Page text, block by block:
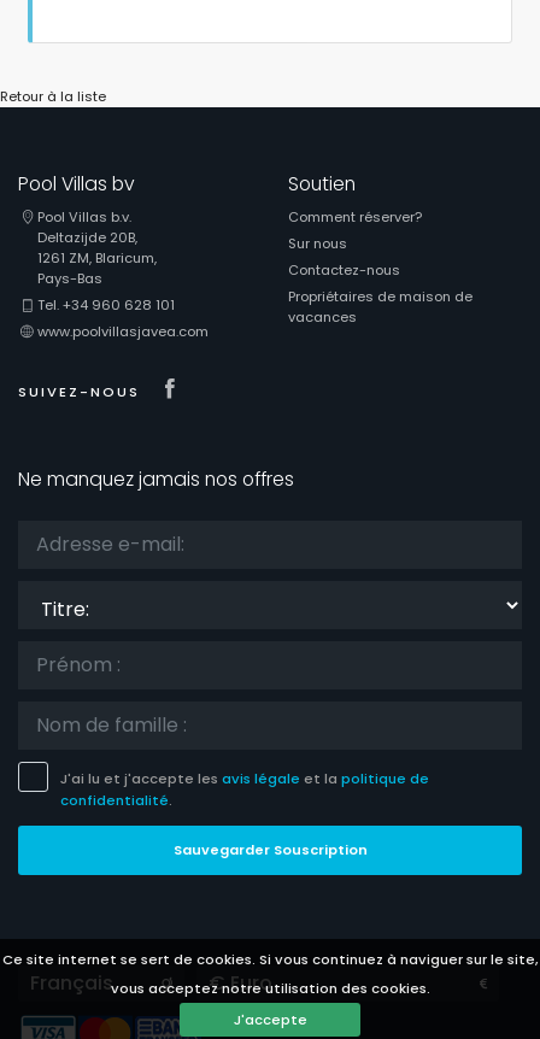
Ce site internet se sert de cookies. Si vous continuez à naviguer sur le site,
vous acceptez notre utilisation des cookies.
J'accepte
Retour à la liste
Pool Villas bv
Pool Villas b.v.
Deltazijde 20B,
1261 ZM, Blaricum,
Pays-Bas
Tel. +34 960 628 101
www.poolvillasjavea.com
SUIVEZ-NOUS
Soutien
Comment réserver?
Sur nous
Contactez-nous
Propriétaires de maison de
vacances
Ne manquez jamais nos offres
J'ai lu et j'accepte les avis légale et la politique de
confidentialité.
Sauvegarder Souscription
Languages Currencies